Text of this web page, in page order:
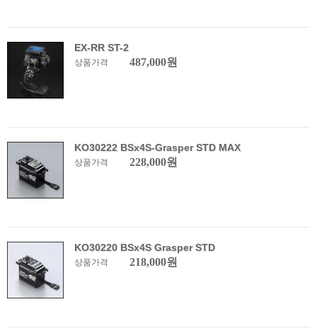
EX-RR ST-2
상품가격 487,000원
KO30222 BSx4S-Grasper STD MAX
상품가격 228,000원
KO30220 BSx4S Grasper STD
상품가격 218,000원